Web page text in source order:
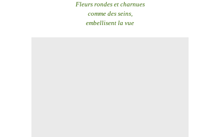
Fleurs rondes et charnues
comme des seins,
embellisent la vue